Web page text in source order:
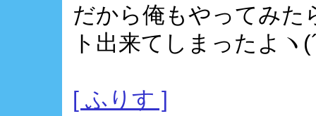
だから俺もやってみた
ト出来てしまったよヽ
[ ふりす ]